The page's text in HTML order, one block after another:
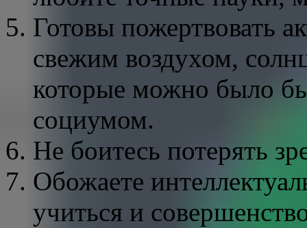
Готовы пожертвовать
свежим воздухом,
которые можно было
социумом.
Не боитесь потерять
Обожаете
учиться и